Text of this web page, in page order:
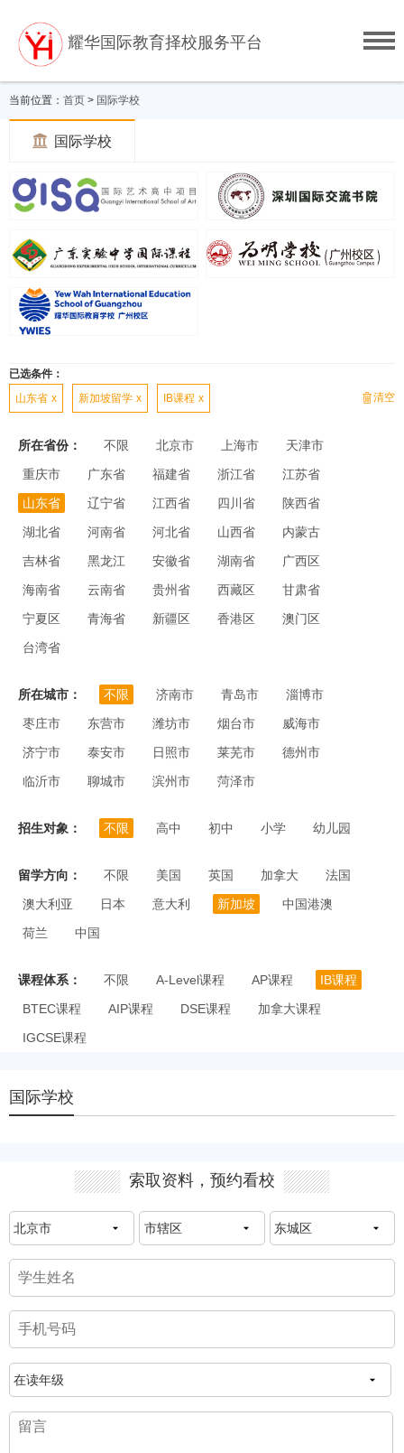
耀华国际教育择校服务平台
当前位置： 首页 > 国际学校
 国际学校
已选条件：
山东省 x 新加坡留学 x IB课程 x 清空
所在省份： 不限 北京市 上海市
天津市
重庆市
广东省 福建省 浙江省
江苏省
山东省
辽宁省 江西省 四川省
陕西省
湖北省
河南省 河北省 山西省
内蒙古
吉林省
黑龙江 安徽省 湖南省
广西区
海南省
云南省 贵州省 西藏区
甘肃省
宁夏区
青海省 新疆区 香港区
澳门区
台湾省
所在城市： 不限 济南市 青岛市
淄博市
枣庄市
东营市 潍坊市 烟台市
威海市
济宁市
泰安市 日照市 莱芜市
德州市
临沂市
聊城市 滨州市 菏泽市
招生对象： 不限 高中 初中 小学 幼儿园
留学方向： 不限 美国 英国 加拿大
法国
澳大利亚
日本 意大利 新加坡
中国港澳
荷兰
中国
课程体系： 不限 A-Level课程 AP课程
IB课程
BTEC课程
AIP课程 DSE课程
加拿大课程
IGCSE课程
国际学校
索取资料，预约看校